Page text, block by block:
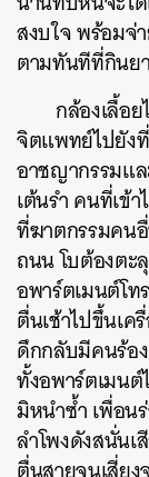
สงบใจ พร้อมจ่
ตามทันทีที่กินยา
กล้องเลื้อ
จิตแพทย์ไปยัง
อาชญากรรมแ
เต้นรำ คนที่เข้
ที่ฆาตกรรมคน
ถนน โบต้องตะ
อพาร์ตเมนต์โท
ตื่นเช้าไปขึ้นเ
ดึกกลับมีคนร้อง
ทั้งอพาร์ตเมนต์
มิหนำซ้ำ เพื่อน
ลำโพงดังสนั่นเ